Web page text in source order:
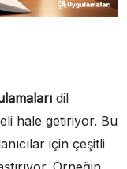
dil
hale getiriyor. Bu
için çeşitli